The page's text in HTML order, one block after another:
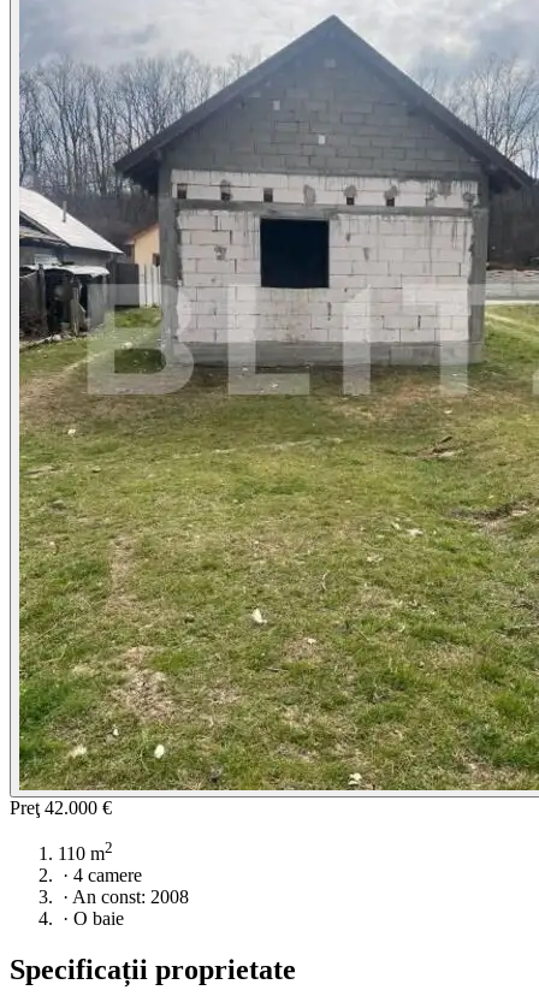
Preţ 42.000 €
110 m2
· 4 camere
· An const: 2008
· O baie
Specificații proprietate